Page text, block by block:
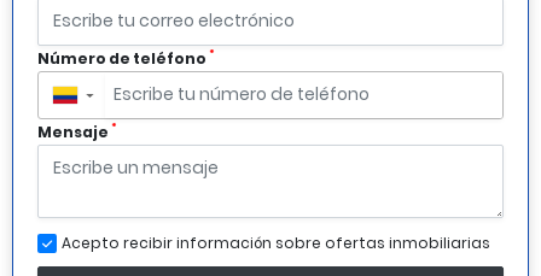
Número de teléfono *
▼
Mensaje *
Acepto recibir información sobre ofertas inmobiliarias